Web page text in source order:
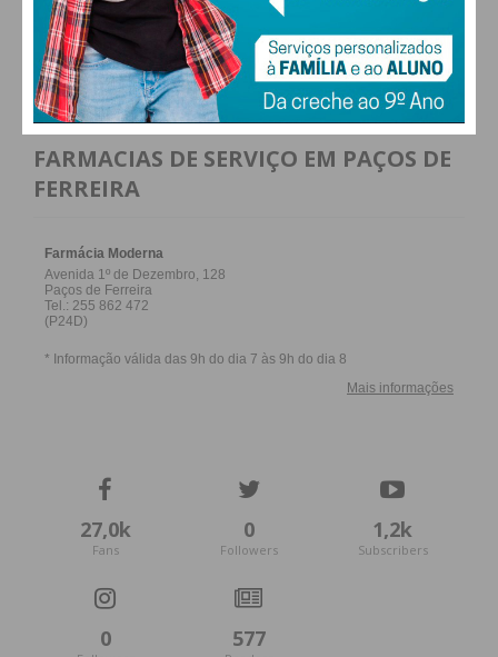
ALTERAR
FARMACIAS DE SERVIÇO EM PAÇOS DE
FERREIRA
27,0k
Fans
0
Followers
1,2k
Subscribers
0 577